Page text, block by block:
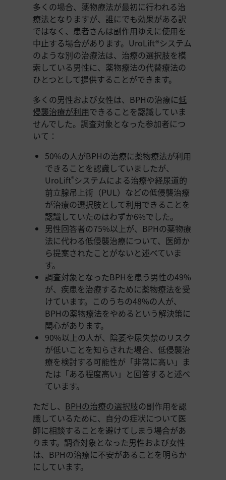
多くの場合、薬物療法が最初に行われる治
療法となりますが、誰にでも効果がある訳
ではなく、患者さんは副作用ゆえに使用を
中止する場合があります。UroLift®システム
のような別の治療法は、治療の選択肢を模
索している男性に、薬物療法の代替療法の
ひとつとして提供することができます。
多くの男性および女性は、BPHの治療に低
侵襲治療が利用できることを認識していま
せんでした。調査対象となった参加者につ
いて：
50%の人がBPHの治療に薬物療法が利用
できることを認識していましたが、
UroLift®システムによる治療や経尿道的
前立腺吊上術（PUL）などの低侵襲治療
が治療の選択肢として利用できることを
認識していたのはわずか6%でした。
男性回答者の75%以上が、BPHの薬物療
法に代わる低侵襲治療について、医師か
ら提案されたことがないと述べていま
す。
調査対象となったBPHを患う男性の49%
が、疾患を治療するために薬物療法を受
けています。このうちの48%の人が、
BPHの薬物療法をやめるという解決策に
関心があります。
90%以上の人が、陰萎や尿失禁のリスク
が低いことを知らされた場合、低侵襲治
療を検討する可能性が「非常に高い」ま
たは「ある程度高い」と回答すると述べ
ています。
ただし、 BPHの治療の選択肢の副作用を認
識しているために、自分の症状について医
師に相談することを避けてしまう場合があ
ります。調査対象となった男性および女性
は、BPHの治療に不安があることを明らか
にしています。